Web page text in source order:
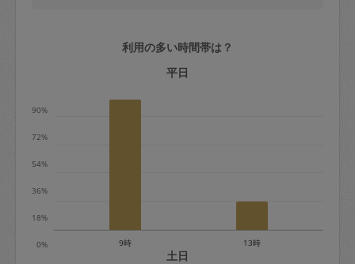
定期契約をキャンセルする場合、毎週定
期は月2回まで隔週定期は月1回までキャ
※キャンセル料金の設定について：
利用の多い時間帯は？
平日
0%
18%
36%
54%
72%
90%
9時 13時
土日